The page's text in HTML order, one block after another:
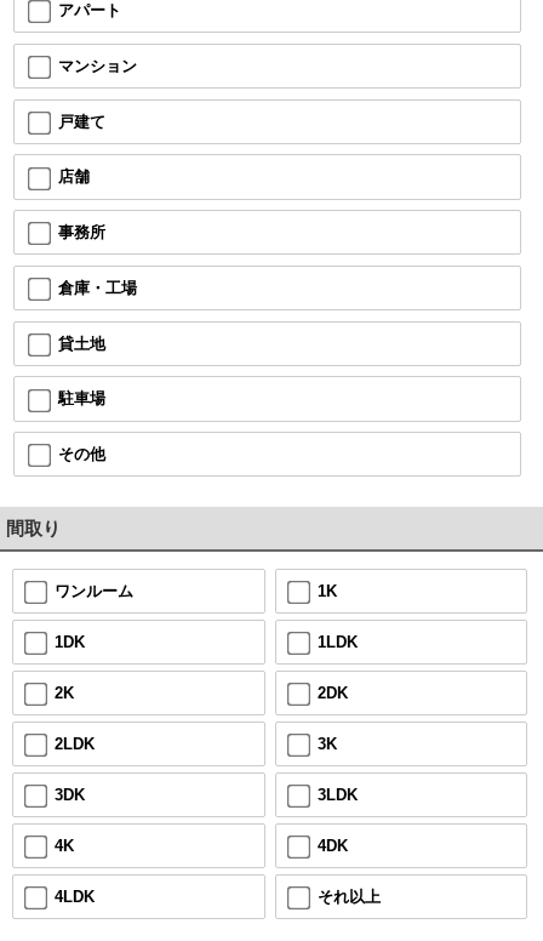
アパート
マンション
戸建て
店舗
事務所
倉庫・工場
貸土地
駐車場
その他
間取り
ワンルーム 1K
1DK 1LDK
2K 2DK
2LDK 3K
3DK 3LDK
4K 4DK
4LDK それ以上